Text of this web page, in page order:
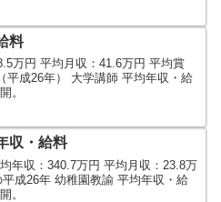
料
万円 平均月収：41.6万円 平均賞
平成26年） 大学講師 平均年収・給
。
収・給料
年収：340.7万円 平均月収：23.8万
成26年 幼稚園教諭 平均年収・給
。